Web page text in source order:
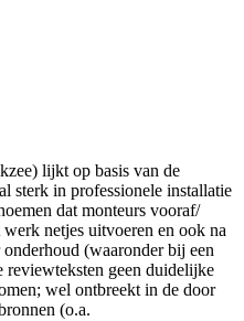
lijkt op basis van de
sterk in professionele installatie
dat monteurs vooraf/
netjes uitvoeren en ook na
(waaronder bij een
geen duidelijke
wel ontbreekt in de door
(o.a.